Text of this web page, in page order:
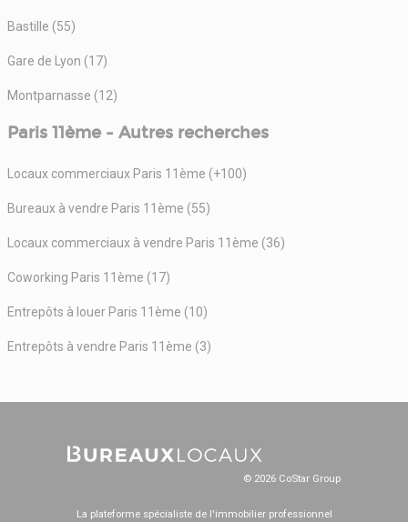
Bastille (55)
Gare de Lyon (17)
Montparnasse (12)
Paris 11ème - Autres recherches
Locaux commerciaux Paris 11ème (+100)
Bureaux à vendre Paris 11ème (55)
Locaux commerciaux à vendre Paris 11ème (36)
Coworking Paris 11ème (17)
Entrepôts à louer Paris 11ème (10)
Entrepôts à vendre Paris 11ème (3)
© 2026 CoStar Group
La plateforme spécialiste de l'immobilier professionnel